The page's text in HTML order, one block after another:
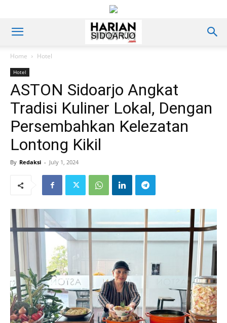
Home Hotel
Hotel
ASTON Sidoarjo Angkat
Tradisi Kuliner Lokal, Dengan
Persembahkan Kelezatan
Lontong Kikil
By Redaksi - July 1, 2024